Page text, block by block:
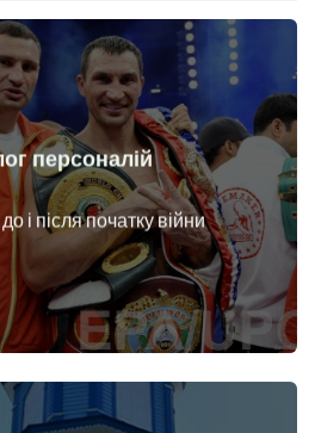
персоналій
і після початку війни
після початку війни
Докладніше